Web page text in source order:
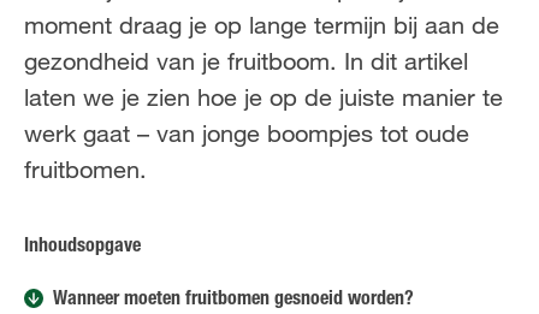
moment draag je op lange termijn bij aan de
gezondheid van je fruitboom. In dit artikel
laten we je zien hoe je op de juiste manier te
werk gaat – van jonge boompjes tot oude
fruitbomen.
Inhoudsopgave
Wanneer moeten fruitbomen gesnoeid worden?